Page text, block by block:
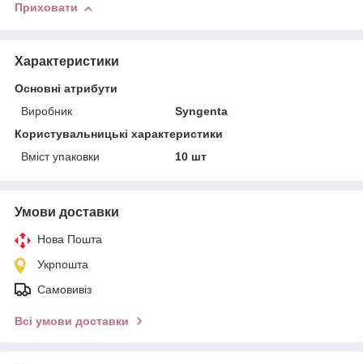
Приховати
Характеристики
Основні атрибути
Виробник
Syngenta
Користувальницькі характеристики
Вміст упаковки
10 шт
Умови доставки
Нова Пошта
Укрпошта
Самовивіз
Всі умови доставки